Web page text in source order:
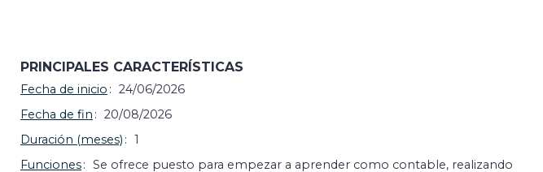
PRINCIPALES CARACTERÍSTICAS
Fecha de inicio
24/06/2026
Fecha de fin
20/08/2026
Duración (meses)
1
Funciones
Se ofrece puesto para empezar a aprender como contable, realizando